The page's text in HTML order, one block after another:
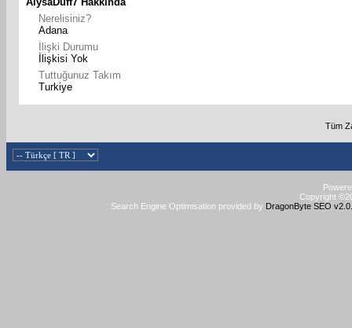
Nerelisiniz?
Adana
İlişki Durumu
İlişkisi Yok
Tuttuğunuz Takım
Turkiye
Tüm
Copyright
Search Engine Optimisation provided by DragonByte SEO